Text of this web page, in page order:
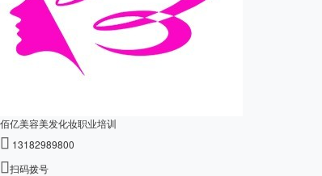
佰亿美容美发化妆职业培训
 13182989800
扫码拨号